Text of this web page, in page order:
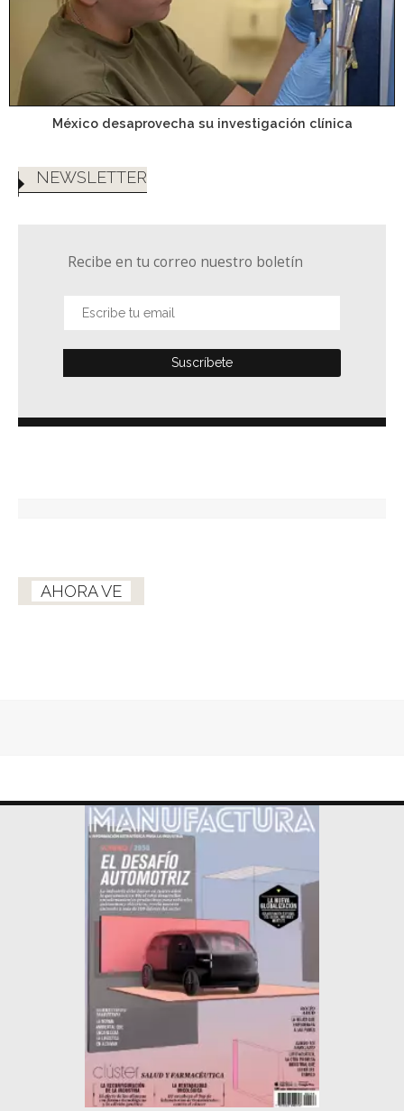
México desaprovecha su investigación clínica
NEWSLETTER
Recibe en tu correo nuestro boletín
AHORA VE